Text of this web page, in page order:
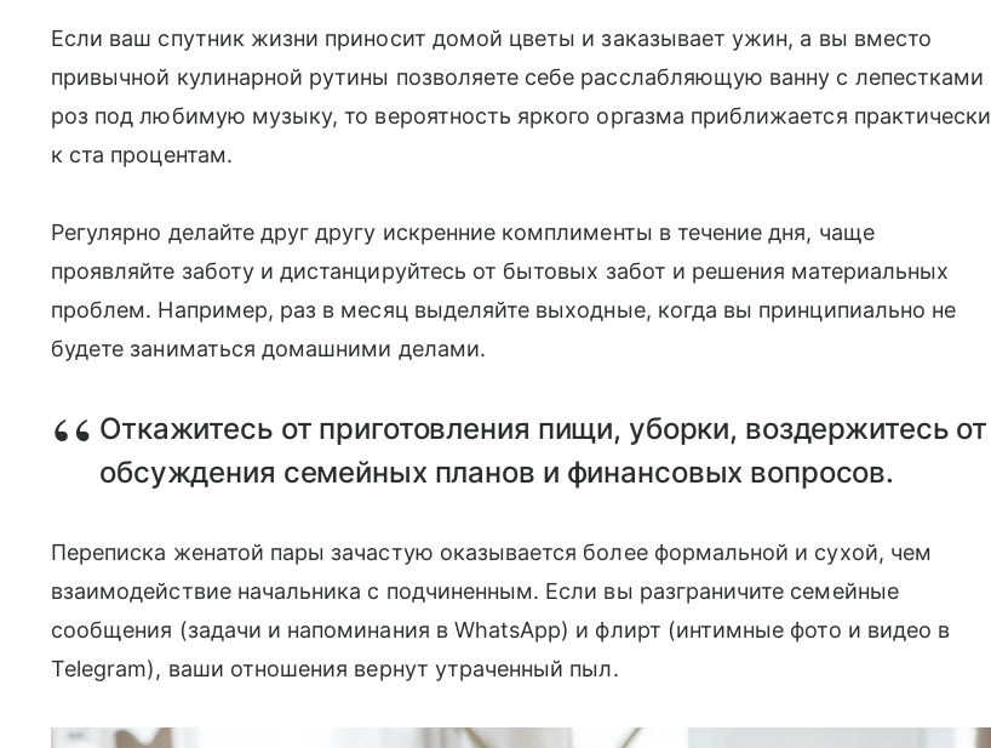
Если ваш спутник жизни приносит домой цветы и заказывает ужин, а вы вместо
привычной кулинарной рутины позволяете себе расслабляющую ванну с лепестками
роз под любимую музыку, то вероятность яркого оргазма приближается практически
к ста процентам.
Регулярно делайте друг другу искренние комплименты в течение дня, чаще
проявляйте заботу и дистанцируйтесь от бытовых забот и решения материальных
проблем. Например, раз в месяц выделяйте выходные, когда вы принципиально не
будете заниматься домашними делами.
Откажитесь от приготовления пищи, уборки, воздержитесь от
обсуждения семейных планов и финансовых вопросов.
Переписка женатой пары зачастую оказывается более формальной и сухой, чем
взаимодействие начальника с подчиненным. Если вы разграничите семейные
сообщения (задачи и напоминания в WhatsApp) и флирт (интимные фото и видео в
Telegram), ваши отношения вернут утраченный пыл.